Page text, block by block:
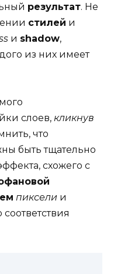
результат. Не
стилей и
и shadow,
из них имеет
слоев, кликнув
что
быть тщательно
схожего с
пиксели и